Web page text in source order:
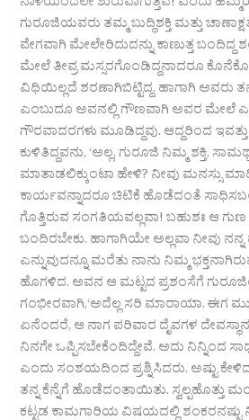
ನಾಳೆಯಿಂದಲೇ ಶುರುವಾಗುತ್ತವೆ! ಎಂದು
ಗುರೂಜಿಯವರು ತಮ್ಮ ಬುದ್ಧಿಶಕ್ತಿ ಮತ್ತು
ವೇಗವಾಗಿ ಮೇಲೇರಿದುದನ್ನು ಕಾಣುತ್ತ
ಮೇಲೆ ತೀವ್ರ ಮಸ್ಸರಗೊಂಡಿದ್ದನಾದರೂ
ವಿಧಿಯಿಲ್ಲದೆ ಶರಣಾಗಿಬಿಟ್ಟಿದ್ದ. ಹಾಗಾಗಿ ಅವರು
ಎಂಬುದೂ ಅವನಲ್ಲಿ ಗೌಣವಾಗಿ ಅವರ ಮೇಲೆ
ಗೌರವಾದರಗಳು ಮೂಡಿದ್ದವು. ಆದ್ದರಿಂದ
ಕುಳಿತಿದ್ದವನು, ‘ಅಲ್ಲ, ಗುರೂಜಿ ನಿಮ್ಮ ಶಕ್ತಿ,
ಮಾತಾಡಲಿಕ್ಕುಂಟಾ ಹೇಳಿ? ನೀವು ಮನಸ್ಸು
ಕಾರ್ಯವನ್ನಾದರೂ ಚಿಟಿಕೆ ಹೊಡೆದಂತೆ
ಗೊತ್ತಿರುವ ಸಂಗತಿಯವಲ್ಲವಾ! ಬಹುಶಃ ಆ ಗುಣ
ಬಂದಿರಬೇಕು. ಹಾಗಾಗಿಯೇ ಅಲ್ಲವಾ ನೀವು
ಎನ್ನುವುದನ್ನೂ ಮರೆತು ನಾನು ನಿಮ್ಮ
ಹೊಗಳಿದ. ಅವನ ಆ ಮಟ್ಟದ ಪ್ರಶಂಸೆಗೆ
ಗಂಭೀರವಾಗಿ,‘ಅದೆಲ್ಲ ಸರಿ ಮಾರಾಯಾ. ಈಗ
ಏನೆಂದರೆ, ಆ ನಾಗ ಪರಿವಾರ ದೈವಗಳ
ನಿನಗೇ ಒಪ್ಪಿಸಬೇಕೆಂದಿದ್ದೇವೆ. ಅದು ನಿನ್ನಿಂದ
ಎಂದು ಸಂಶಯದಿಂದ ಪ್ರಶ್ನಿಸಿದರು. ಅಷ್ಟು
ತನ್ನ ಕೆನ್ನೆಗೆ ಹೊಡೆದಂತಾಯಿತು. ಸ್ವಲ್ಪಹೊತ್ತು
ಕಟ್ಟಡ ಕಾಮಗಾರಿಯ ವಿಷಯದಲ್ಲಿ ಶಂಕರನಷ್ಟು